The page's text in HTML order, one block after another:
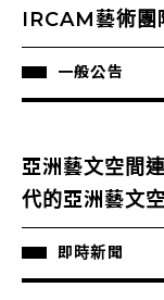
IRCAM藝術團
一般公告
亞洲藝文空間
代的亞洲藝文
即時新聞